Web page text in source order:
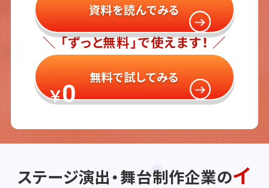
資料を読んでみる
＼ 「ずっと無料」で使えます！ ／
￥0
無料で試してみる
ステージ演出・舞台制作企業のイ